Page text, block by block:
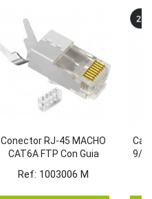
Conector RJ-45 MACHO
CAT6A FTP Con Guia
Minima. Blister De 100
Ref: 1003006 M
9/